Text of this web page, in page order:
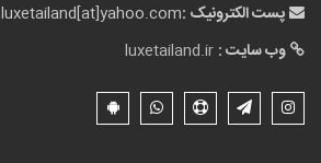
پست الکترونیک :luxetailand[at]yahoo.com
وب سایت : luxetailand.ir